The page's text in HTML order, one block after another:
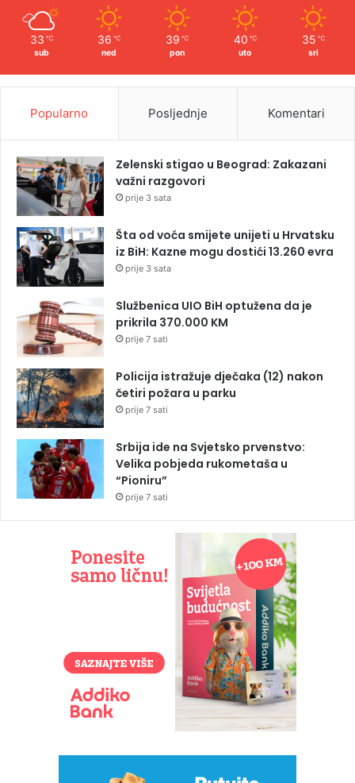
33 ℃
sub
36 ℃
ned
39 ℃
pon
40 ℃
uto
35 ℃
sri
Popularno Posljednje Komentari
Zelenski stigao u Beograd: Zakazani
važni razgovori
prije 3 sata
Šta od voća smijete unijeti u Hrvatsku
iz BiH: Kazne mogu dostići 13.260 evra
prije 3 sata
Službenica UIO BiH optužena da je
prikrila 370.000 KM
prije 7 sati
Policija istražuje dječaka (12) nakon
četiri požara u parku
prije 7 sati
Srbija ide na Svjetsko prvenstvo:
Velika pobjeda rukometaša u
“Pioniru”
prije 7 sati